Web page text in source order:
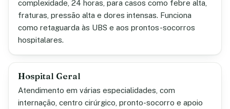
complexidade, 24 horas, para casos como febre alta,
fraturas, pressão alta e dores intensas. Funciona
como retaguarda às UBS e aos prontos-socorros
hospitalares.
Hospital Geral
Atendimento em várias especialidades, com
internação, centro cirúrgico, pronto-socorro e apoio